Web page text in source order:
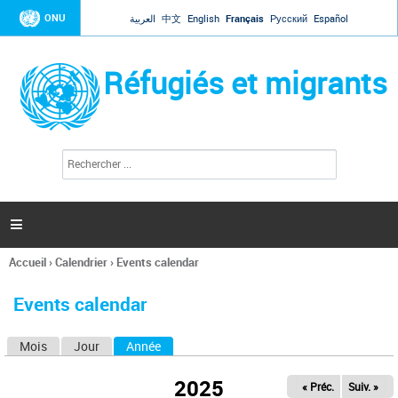
Jump to navigation
ONU العربية 中文 English Français Русский Español
Réfugiés et migrants
l
c
h
e

Vous
ici
Accueil›Calendrier› Events calendar
Events calendar
Mois Jour Année
2025 « Préc. Suiv. »